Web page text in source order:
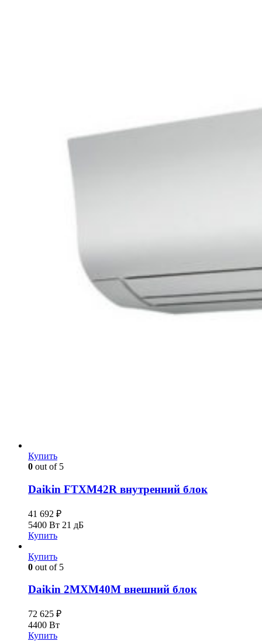
Купить
0 out of 5
Daikin FTXM42R внутренний блок
41 692 ₽
5400 Вт 21 дБ
Купить
Купить
0 out of 5
Daikin 2MXM40М внешний блок
72 625 ₽
4400 Вт
Купить